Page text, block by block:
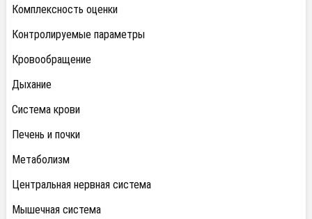
Комплексность оценки
Контролируемые параметры
Кровообращение
Дыхание
Система крови
Печень и почки
Метаболизм
Центральная нервная система
Мышечная система